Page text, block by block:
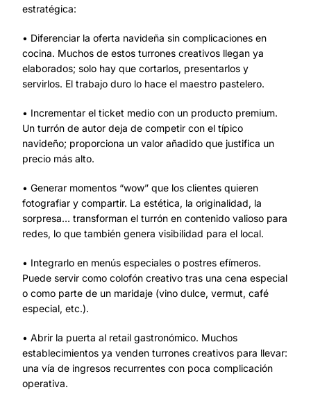
estratégica:
• Diferenciar la oferta navideña sin complicaciones en
cocina. Muchos de estos turrones creativos llegan ya
elaborados; solo hay que cortarlos, presentarlos y
servirlos. El trabajo duro lo hace el maestro pastelero.
• Incrementar el ticket medio con un producto premium.
Un turrón de autor deja de competir con el típico
navideño; proporciona un valor añadido que justifica un
precio más alto.
• Generar momentos “wow” que los clientes quieren
fotografiar y compartir. La estética, la originalidad, la
sorpresa… transforman el turrón en contenido valioso para
redes, lo que también genera visibilidad para el local.
• Integrarlo en menús especiales o postres efímeros.
Puede servir como colofón creativo tras una cena especial
o como parte de un maridaje (vino dulce, vermut, café
especial, etc.).
• Abrir la puerta al retail gastronómico. Muchos
establecimientos ya venden turrones creativos para llevar:
una vía de ingresos recurrentes con poca complicación
operativa.